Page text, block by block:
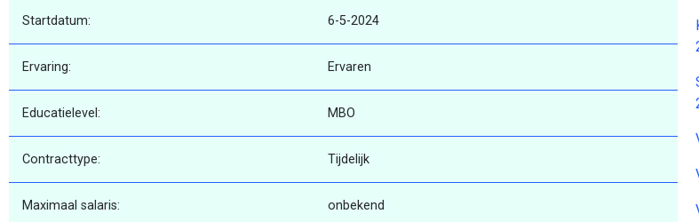
Startdatum: 6-5-2024
Ervaring: Ervaren
Educatielevel: MBO
Contracttype: Tijdelijk
Maximaal salaris: onbekend